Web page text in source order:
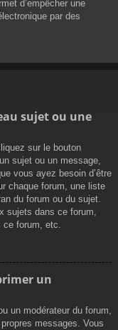
d’empêcher une
par des
sujet ou une
sur le bouton
sujet ou un message,
vous ayez besoin d’être
chaque forum, une liste
du forum ou du sujet.
sujets dans ce forum,
forum, etc.
un
un modérateur du forum,
messages. Vous